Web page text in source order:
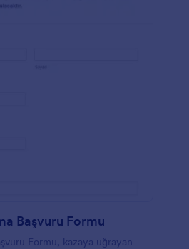
Başvuru Formu
Formu, kazaya uğrayan